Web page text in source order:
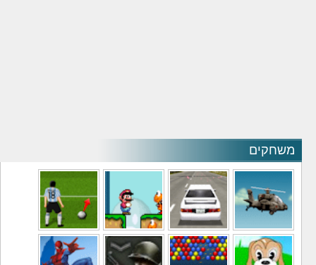
משחקים
משחקי מסוקים משחקי מכוניות משחקי סופר מריו משחקי כדורגל